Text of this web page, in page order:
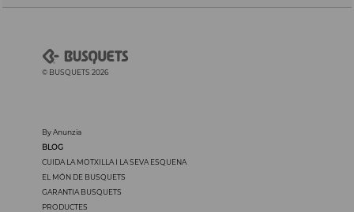
© BUSQUETS 2026
By Anunzia
BLOG
CUIDA LA MOTXILLA I LA SEVA ESQUENA
EL MÓN DE BUSQUETS
GARANTIA BUSQUETS
PRODUCTES